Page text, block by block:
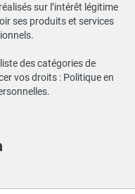
sur l’intérêt légitime
ses produits et services
des catégories de
vos droits : Politique en
.